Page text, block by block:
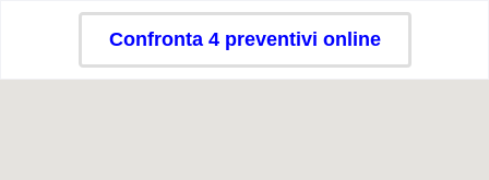
Confronta 4 preventivi online